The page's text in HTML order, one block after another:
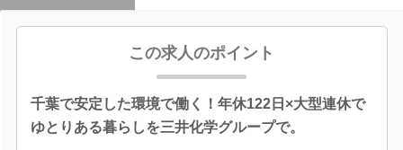
この求人のポイント
千葉で安定した環境で働く！年休122日×大型連休で
ゆとりある暮らしを三井化学グループで。